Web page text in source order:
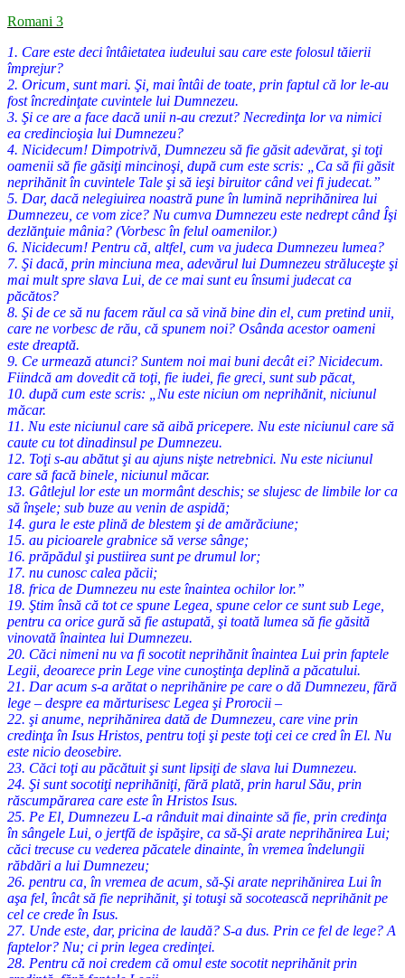
Romani 3
1. Care este deci întâietatea iudeului sau care este folosul tăierii
împrejur?
2. Oricum, sunt mari. Şi, mai întâi de toate, prin faptul că lor le-au
fost încredinţate cuvintele lui Dumnezeu.
3. Şi ce are a face dacă unii n-au crezut? Necredinţa lor va nimici
ea credincioşia lui Dumnezeu?
4. Nicidecum! Dimpotrivă, Dumnezeu să fie găsit adevărat, şi toţi
oamenii să fie găsiţi mincinoşi, după cum este scris: „Ca să fii găsit
neprihănit în cuvintele Tale şi să ieşi biruitor când vei fi judecat.”
5. Dar, dacă nelegiuirea noastră pune în lumină neprihănirea lui
Dumnezeu, ce vom zice? Nu cumva Dumnezeu este nedrept când Îşi
dezlănţuie mânia? (Vorbesc în felul oamenilor.)
6. Nicidecum! Pentru că, altfel, cum va judeca Dumnezeu lumea?
7. Şi dacă, prin minciuna mea, adevărul lui Dumnezeu străluceşte şi
mai mult spre slava Lui, de ce mai sunt eu însumi judecat ca
păcătos?
8. Şi de ce să nu facem răul ca să vină bine din el, cum pretind unii,
care ne vorbesc de rău, că spunem noi? Osânda acestor oameni
este dreaptă.
9. Ce urmează atunci? Suntem noi mai buni decât ei? Nicidecum.
Fiindcă am dovedit că toţi, fie iudei, fie greci, sunt sub păcat,
10. după cum este scris: „Nu este niciun om neprihănit, niciunul
măcar.
11. Nu este niciunul care să aibă pricepere. Nu este niciunul care să
caute cu tot dinadinsul pe Dumnezeu.
12. Toţi s-au abătut şi au ajuns nişte netrebnici. Nu este niciunul
care să facă binele, niciunul măcar.
13. Gâtlejul lor este un mormânt deschis; se slujesc de limbile lor ca
să înşele; sub buze au venin de aspidă;
14. gura le este plină de blestem şi de amărăciune;
15. au picioarele grabnice să verse sânge;
16. prăpădul şi pustiirea sunt pe drumul lor;
17. nu cunosc calea păcii;
18. frica de Dumnezeu nu este înaintea ochilor lor.”
19. Ştim însă că tot ce spune Legea, spune celor ce sunt sub Lege,
pentru ca orice gură să fie astupată, şi toată lumea să fie găsită
vinovată înaintea lui Dumnezeu.
20. Căci nimeni nu va fi socotit neprihănit înaintea Lui prin faptele
Legii, deoarece prin Lege vine cunoştinţa deplină a păcatului.
21. Dar acum s-a arătat o neprihănire pe care o dă Dumnezeu, fără
lege – despre ea mărturisesc Legea şi Prorocii –
22. şi anume, neprihănirea dată de Dumnezeu, care vine prin
credinţa în Isus Hristos, pentru toţi şi peste toţi cei ce cred în El. Nu
este nicio deosebire.
23. Căci toţi au păcătuit şi sunt lipsiţi de slava lui Dumnezeu.
24. Şi sunt socotiţi neprihăniţi, fără plată, prin harul Său, prin
răscumpărarea care este în Hristos Isus.
25. Pe El, Dumnezeu L-a rânduit mai dinainte să fie, prin credinţa
în sângele Lui, o jertfă de ispăşire, ca să-Şi arate neprihănirea Lui;
căci trecuse cu vederea păcatele dinainte, în vremea îndelungii
răbdări a lui Dumnezeu;
26. pentru ca, în vremea de acum, să-Şi arate neprihănirea Lui în
aşa fel, încât să fie neprihănit, şi totuşi să socotească neprihănit pe
cel ce crede în Isus.
27. Unde este, dar, pricina de laudă? S-a dus. Prin ce fel de lege? A
faptelor? Nu; ci prin legea credinţei.
28. Pentru că noi credem că omul este socotit neprihănit prin